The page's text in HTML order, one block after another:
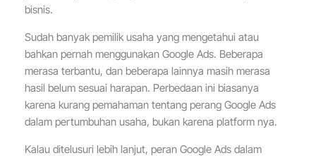
bisnis.
Sudah banyak pemilik usaha yang mengetahui atau
bahkan pernah menggunakan Google Ads. Beberapa
merasa terbantu, dan beberapa lainnya masih merasa
hasil belum sesuai harapan. Perbedaan ini biasanya
karena kurang pemahaman tentang perang Google Ads
dalam pertumbuhan usaha, bukan karena platform nya.
Kalau ditelusuri lebih lanjut, peran Google Ads dalam